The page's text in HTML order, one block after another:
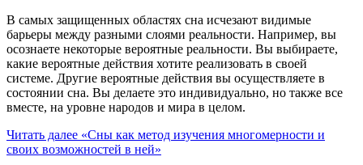
В самых защищенных областях сна исчезают видимые
барьеры между разными слоями реальности. Например, вы
осознаете некоторые вероятные реальности. Вы выбираете,
какие вероятные действия хотите реализовать в своей
системе. Другие вероятные действия вы осуществляете в
состоянии сна. Вы делаете это индивидуально, но также все
вместе, на уровне народов и мира в целом.
Читать далее «Сны как метод изучения многомерности и
своих возможностей в ней»